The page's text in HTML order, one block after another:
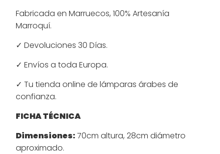
Fabricada en Marruecos, 100% Artesanía
Marroquí.
✓ Devoluciones 30 Días.
✓ Envíos a toda Europa.
✓ Tu tienda online de lámparas árabes de
confianza.
FICHA TÉCNICA
Dimensiones:70cm altura, 28cm diámetro
aproximado.